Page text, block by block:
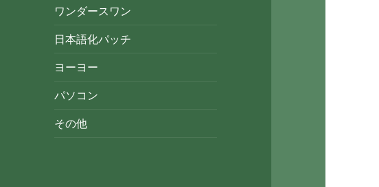
ワンダースワン
日本語化パッチ
ヨーヨー
パソコン
その他